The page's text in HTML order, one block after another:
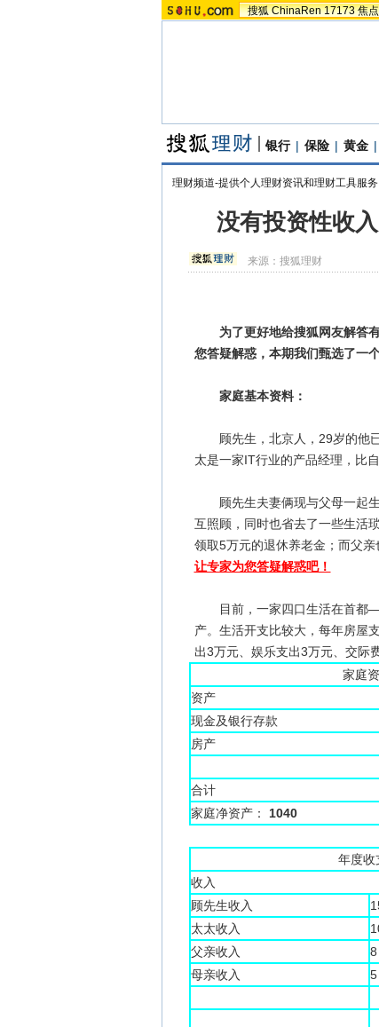
搜狐 ChinaRen 17173 焦
银行 | 保险 | 黄金 |
理财频道-提供个人理财资讯和理财工具服务
没有投资性收
来源： 搜狐理财
为了更好地给搜狐网友解答
您答疑解惑，本期我们甄选了一
家庭基本资料：
顾先生，北京人，29岁的他已
太是一家IT行业的产品经理，比
顾先生夫妻俩现与父母一起生
互照顾，同时也省去了一些生活
领取5万元的退休养老金；而父
让专家为您答疑解惑吧！
目前，一家四口生活在首都
产。生活开支比较大，每年房屋
出3万元、娱乐支出3万元、交际
家庭
资产
现金及银行存款
房产
合计
家庭净资产： 1040
年度
收入
顾先生收入
太太收入
父亲收入
8
母亲收入
5